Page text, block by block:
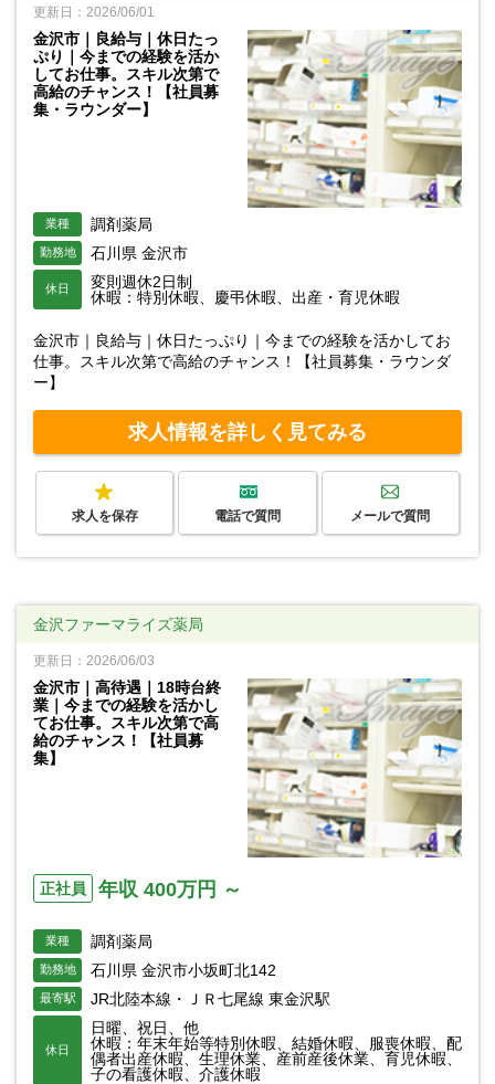
更新日：2026/06/01
金沢市｜良給与｜休日たっ
ぷり｜今までの経験を活か
してお仕事。スキル次第で
高給のチャンス！【社員募
集・ラウンダー】
業種 調剤薬局
勤務地 石川県 金沢市
休日
変則週休2日制
休暇：特別休暇、慶弔休暇、出産・育児休暇
金沢市｜良給与｜休日たっぷり｜今までの経験を活かしてお
仕事。スキル次第で高給のチャンス！【社員募集・ラウンダ
ー】
求人情報を詳しく見てみる
求人を保存 電話で質問 メールで質問
金沢ファーマライズ薬局
更新日：2026/06/03
金沢市｜高待遇｜18時台終
業｜今までの経験を活かし
てお仕事。スキル次第で高
給のチャンス！【社員募
集】
正社員 年収 400万円 ～
業種 調剤薬局
勤務地 石川県 金沢市小坂町北142
最寄駅 JR北陸本線・ＪＲ七尾線 東金沢駅
休日
日曜、祝日、他
休暇：年末年始等特別休暇、結婚休暇、服喪休暇、配
偶者出産休暇、生理休業、産前産後休業、育児休暇、
子の看護休暇、介護休暇